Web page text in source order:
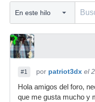
#1 por patriot3dx el
Hola amigos del foro,
que me gusta mucho y